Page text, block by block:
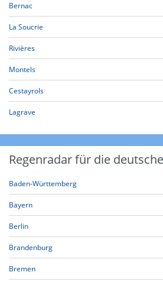
Bernac
La Soucrie
Rivières
Montels
Cestayrols
Lagrave
Regenradar für die
Baden-Württemberg
Bayern
Berlin
Brandenburg
Bremen